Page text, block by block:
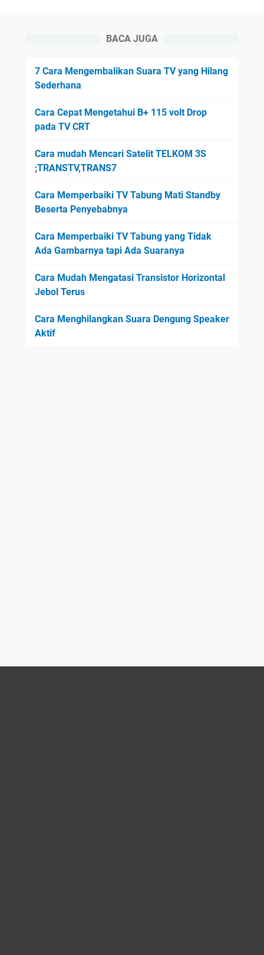
BACA JUGA
7 Cara Mengembalikan Suara TV yang Hilang
Sederhana
Cara Cepat Mengetahui B+ 115 volt Drop
pada TV CRT
Cara mudah Mencari Satelit TELKOM 3S
;TRANSTV,TRANS7
Cara Memperbaiki TV Tabung Mati Standby
Beserta Penyebabnya
Cara Memperbaiki TV Tabung yang Tidak
Ada Gambarnya tapi Ada Suaranya
Cara Mudah Mengatasi Transistor Horizontal
Jebol Terus
Cara Menghilangkan Suara Dengung Speaker
Aktif